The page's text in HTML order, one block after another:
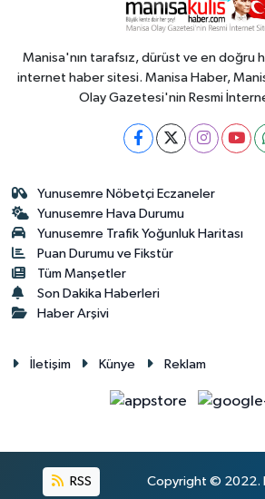
Manisa'nın tarafsız, dürüst ve en doğru
internet haber sitesi. Manisa Haber,
Olay Gazetesi'nin Resmi
Yunusemre Nöbetçi Eczaneler
Yunusemre Hava Durumu
Yunusemre Trafik Yoğunluk Haritası
Puan Durumu ve Fikstür
Tüm Manşetler
Son Dakika Haberleri
Haber Arşivi
İletişim Künye Reklam
RSS Copyright © 2022.